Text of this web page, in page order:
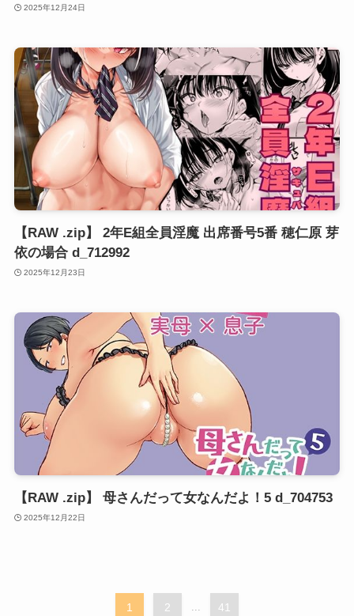
2025年12月24日
【RAW .zip】 2年E組全員淫魔 出席番号5番 穂仁原 芽
依の場合 d_712992
2025年12月23日
【RAW .zip】 母さんだって女なんだよ！5 d_704753
2025年12月22日
1 2 41